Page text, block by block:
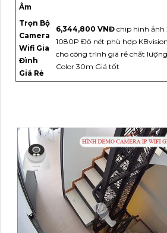
Âm
Trọn Bộ
Camera
Wifi Gia
Đình
Giá Rẻ
6,344,800 VNĐ chip hình ảnh
1080P Độ nét phù hợp
cho công trình giá rẻ chất
Color 30m Giá tốt